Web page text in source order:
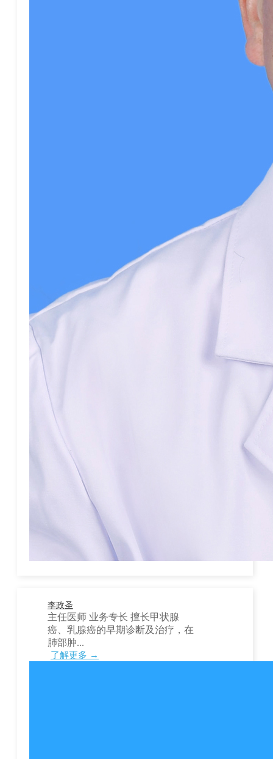
李政圣
主任医师 业务专长 擅长甲状腺
癌、乳腺癌的早期诊断及治疗，在
肺部肿...
了解更多 →